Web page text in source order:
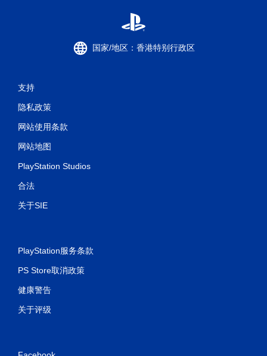
国家/地区：香港特别行政区
支持
隐私政策
网站使用条款
网站地图
PlayStation Studios
合法
关于SIE
PlayStation服务条款
PS Store取消政策
健康警告
关于评级